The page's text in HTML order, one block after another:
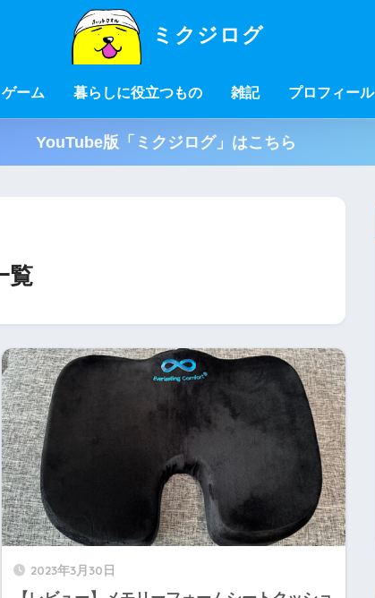
ミクジログ
ゲーム 暮らしに役立つもの 雑記 プロフィール
YouTube版「ミクジログ」はこちら
覧
2023年3月30日